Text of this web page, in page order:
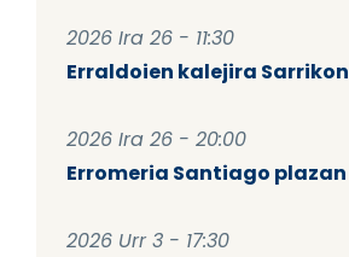
2026 Ira 26 - 11:30
Erraldoien kalejira Sarrikon
2026 Ira 26 - 20:00
Erromeria Santiago plazan
2026 Urr 3 - 17:30